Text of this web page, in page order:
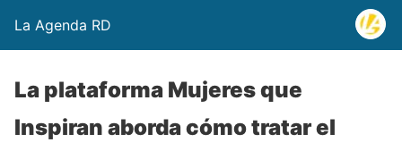
La Agenda RD
La plataforma Mujeres que
Inspiran aborda cómo tratar el